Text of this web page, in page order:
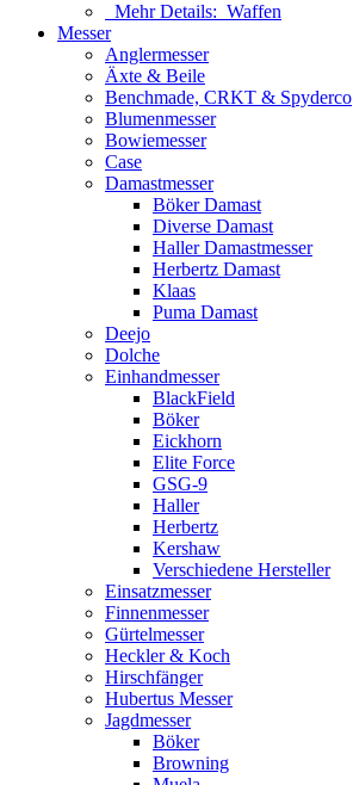
Mehr Details: Waffen
Messer
Anglermesser
Äxte & Beile
Benchmade, CRKT & Spyderco
Blumenmesser
Bowiemesser
Case
Damastmesser
Böker Damast
Diverse Damast
Haller Damastmesser
Herbertz Damast
Klaas
Puma Damast
Deejo
Dolche
Einhandmesser
BlackField
Böker
Eickhorn
Elite Force
GSG-9
Haller
Herbertz
Kershaw
Verschiedene Hersteller
Einsatzmesser
Finnenmesser
Gürtelmesser
Heckler & Koch
Hirschfänger
Hubertus Messer
Jagdmesser
Böker
Browning